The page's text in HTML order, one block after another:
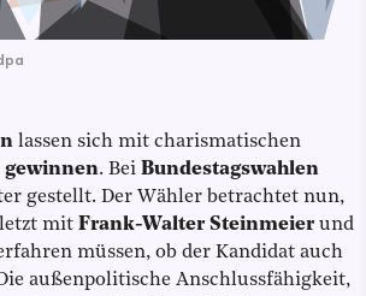
lassen sich mit charismatischen
gewinnen. Bei Bundestagswahlen
gestellt. Der Wähler betrachtet nun,
mit Frank-Walter Steinmeierund
müssen, ob der Kandidat auch
außenpolitische Anschlussfähigkeit,